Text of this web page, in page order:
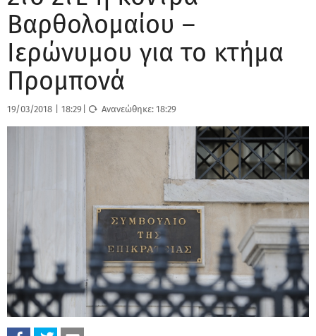
Βαρθολομαίου –
Ιερώνυμου για το κτήμα
Προμπονά
19/03/2018 18:29 Ανανεώθηκε:18:29